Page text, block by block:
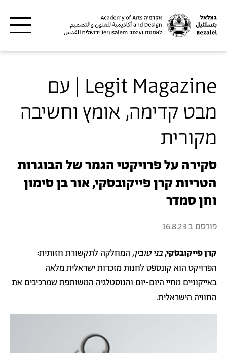
Legit Magazine | עם
מבט קדימה, אומץ וחשיבה
מקורית
סקירה על פרויקטי הגמר של הבוגרות
הטריות קרן פייקובסקי, אור בן סימון
וחן סמדר
פורסם ב16.8.23
קרן פייקובסקי,בני טובין, המחלקה לתקשורת חזותית:
הפרויקט הוא קונספט לחנות מזכרות ישראלית מלאה
באייקוניים מחיי היום-יום והנוסטלגיה המשותפת שמרכיבים את
החוויה הישראלית.